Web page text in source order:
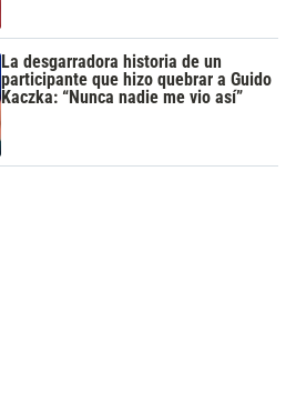
La desgarradora historia de un
participante que hizo quebrar a Guido
Kaczka: “Nunca nadie me vio así”